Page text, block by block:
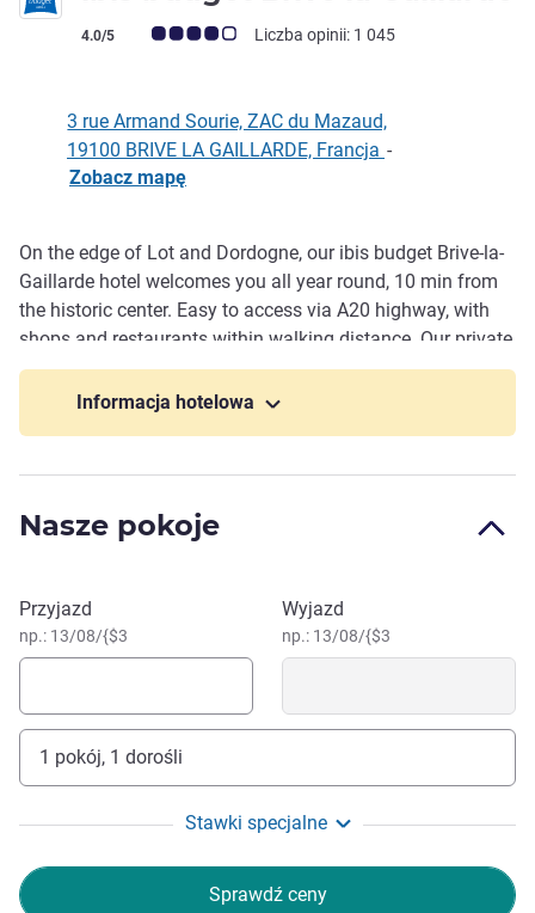
Ocena klientów (Ocena ALL)
4.0/5 Liczba opinii: 1 045
3 rue Armand Sourie, ZAC du Mazaud,
19100 BRIVE LA GAILLARDE, Francja -
Zobacz mapę
Opis
On the edge of Lot and Dordogne, our ibis budget Brive-la-
Gaillarde hotel welcomes you all year round, 10 min from
the historic center. Easy to access via A20 highway, with
shops and restaurants within walking distance. Our private
car park is shared with the Courtepaille restaurant. By car
from Toulouse or Paris via A20 highway, take exit 51, then
Informacja hotelowa
Nasze pokoje
Zarezerwuj ten hotel
Przyjazd
np.: 13/08/{$3
Wyjazd
np.: 13/08/{$3
1 pokój, 1 dorośli
Stawki specjalne
Sprawdź ceny